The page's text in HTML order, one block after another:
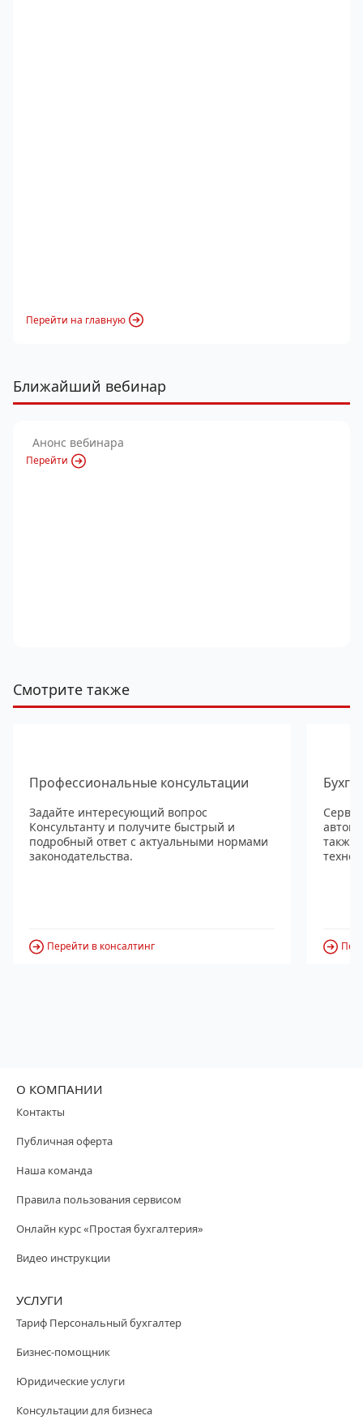
Перейти на главную
Ближайший вебинар
Анонс вебинара
Перейти
Смотрите также
Профессиональные консультации
Задайте интересующий вопрос
Консультанту и получите быстрый и
подробный ответ с актуальными нормами
законодательства.
Перейти в консалтинг
также
О КОМПАНИИ
Контакты
Публичная оферта
Наша команда
Правила пользования сервисом
Онлайн курс «Простая бухгалтерия»
Видео инструкции
УСЛУГИ
Тариф Персональный бухгалтер
Бизнес-помощник
Юридические услуги
Консультации для бизнеса